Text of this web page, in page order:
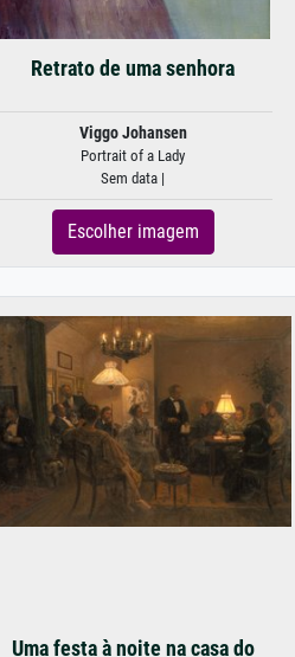
Retrato de uma senhora
Viggo Johansen
Portrait of a Lady
Sem data |
Escolher imagem
Uma festa à noite na casa do